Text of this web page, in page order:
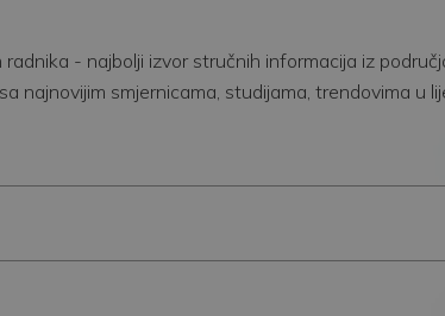
- najbolji izvor stručnih informacija iz
najnovijim smjernicama, studijama, trendovima u